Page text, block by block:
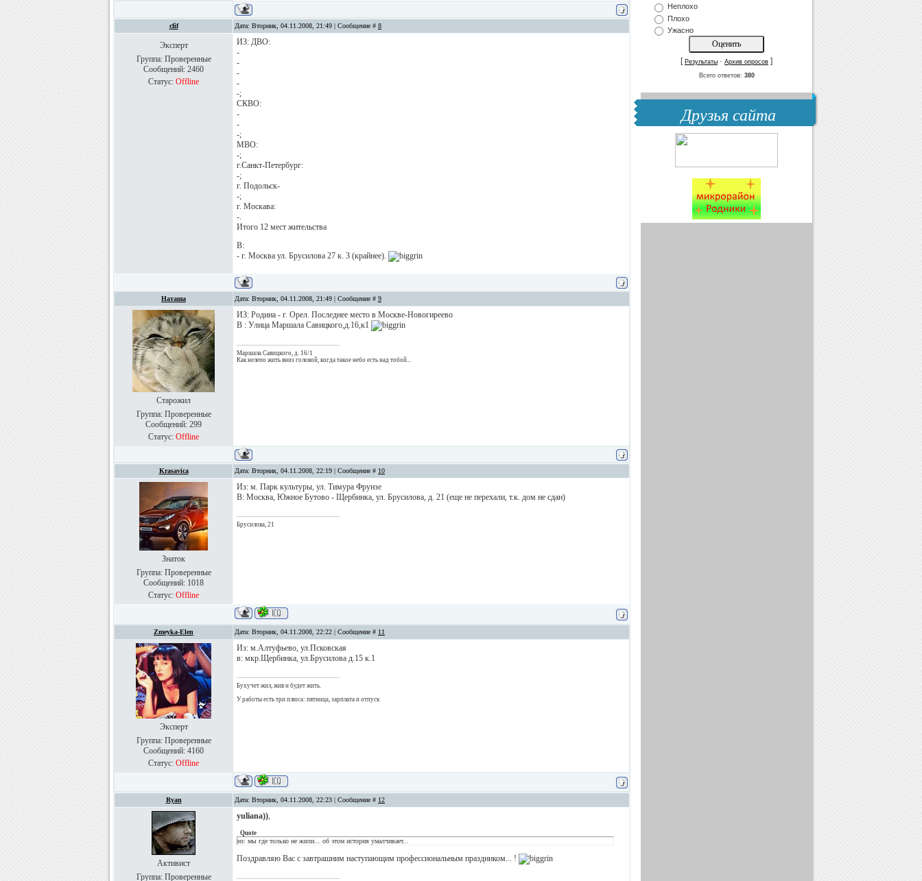
cfif Дата: Вторник, 04.11.2008, 21:49 | Сообщение # 8
Эксперт
Группа: Проверенные
Сообщений: 2460
Статус: Offline
ИЗ: ДВО:
-
-
-
-
-;
СКВО:
-
-
-;
МВО:
-;
г.Санкт-Петербург:
-;
г. Подольск-
-;
г. Москава:
-.
Итого 12 мест жительства
В:
- г. Москва ул. Брусилова 27 к. 3 (крайнее).
Наташа Дата: Вторник, 04.11.2008, 21:49 | Сообщение # 9
Старожил
Группа: Проверенные
Сообщений: 299
Статус: Offline
ИЗ: Родина - г. Орел. Последнее место в Москве-Новогиреево
В : Улица Маршала Савицкого,д.16,к1
Маршала Савицкого, д. 16/1
Как нелепо жить вниз головой, когда такое небо есть над тобой...
Krasavica Дата: Вторник, 04.11.2008, 22:19 | Сообщение # 10
Знаток
Группа: Проверенные
Сообщений: 1018
Статус: Offline
Из: м. Парк культуры, ул. Тимура Фрунзе
В: Москва, Южное Бутово - Щербинка, ул. Брусилова, д. 21 (еще не перехали, т.к. дом не сдан)
Брусилова, 21
Zmeyka-Elen Дата: Вторник, 04.11.2008, 22:22 | Сообщение # 11
Эксперт
Группа: Проверенные
Сообщений: 4160
Статус: Offline
Из: м.Алтуфьево, ул.Псковская
в: мкр.Щербинка, ул.Брусилова д.15 к.1
Бухучет жил, жив и будет жить.
У работы есть три плюса: пятница, зарплата и отпуск
Ryan Дата: Вторник, 04.11.2008, 22:23 | Сообщение # 12
Активист
Группа: Проверенные
yuliana)),
Quote
из: мы где только не жили... об этом история умалчивает...
Поздравляю Вас с завтрашним наступающим профессиональным праздником... !
Неплохо
Плохо
Ужасно
[ Результаты · Архив опросов ]
Всего ответов: 380
Друзья сайта